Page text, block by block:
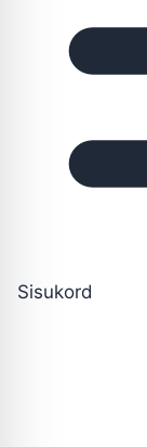
Sisukord